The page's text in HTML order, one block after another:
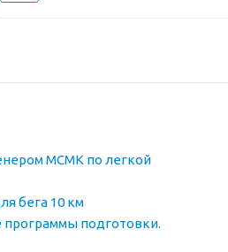
МСМК по легкой
бега 10 км
подготовки.